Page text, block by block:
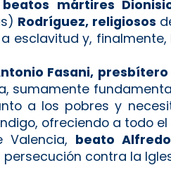
beatos mártires
Rodríguez, religiosos
esclavitud y,
Fasani, presbítero
sumamente
a los pobres y
ofreciendo a todo
beato
contra la